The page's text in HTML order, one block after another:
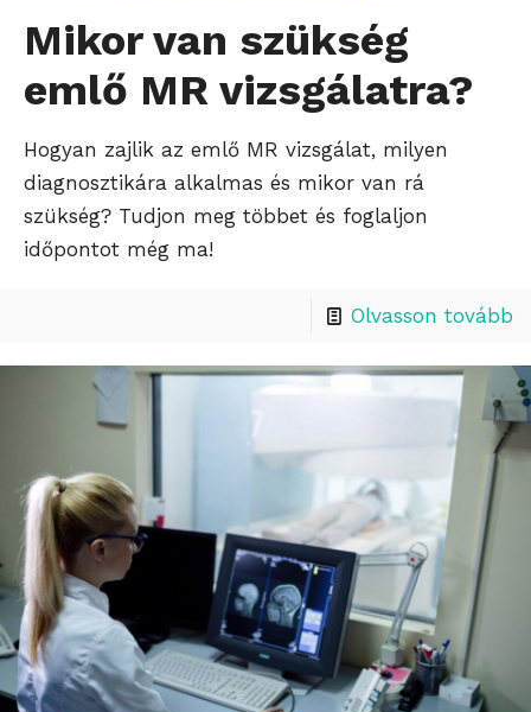
Mikor van szükség
emlő MR vizsgálatra?
Hogyan zajlik az emlő MR vizsgálat, milyen
diagnosztikára alkalmas és mikor van rá
szükség? Tudjon meg többet és foglaljon
időpontot még ma!
Olvasson tovább